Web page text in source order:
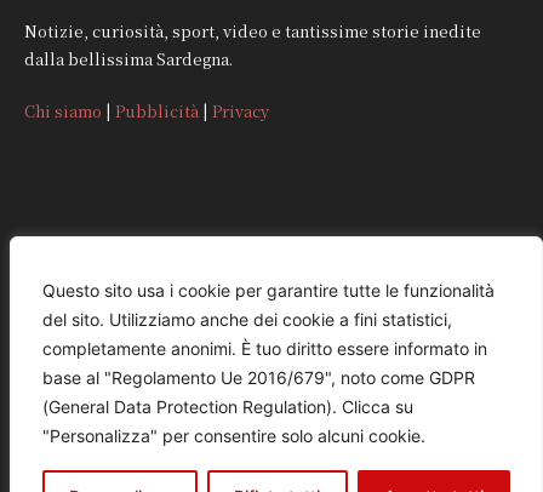
Questo sito usa i cookie per garantire tutte le funzionalità
del sito. Utilizziamo anche dei cookie a fini statistici,
completamente anonimi. È tuo diritto essere informato in
base al "Regolamento Ue 2016/679", noto come GDPR
(General Data Protection Regulation). Clicca su
"Personalizza" per consentire solo alcuni cookie.
Notizie, curiosità, sport, video e tantissime storie inedite
dalla bellissima Sardegna.
Chi siamo | Pubblicità | Privacy
CONTATTI
REDAZIONE
redazione@quattromorinews.it
COMMERCIALE
commerciale@quattromorinews.it